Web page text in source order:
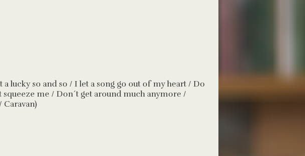
a lucky so and so / I let a song go out of my heart / Do
me / Don´t get around much anymore /